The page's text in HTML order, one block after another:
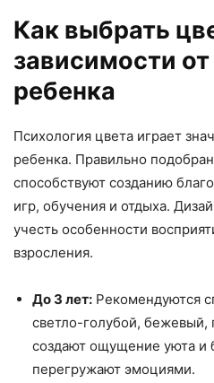
Как выбрать
зависимости
ребенка
Психология цвета играет
ребенка. Правильно
способствуют созданию
игр, обучения и отдыха.
учесть особенности
взросления.
До 3 лет: Рекомендуются
светло-голубой, бежевый,
создают ощущение уюта и
перегружают эмоциями.